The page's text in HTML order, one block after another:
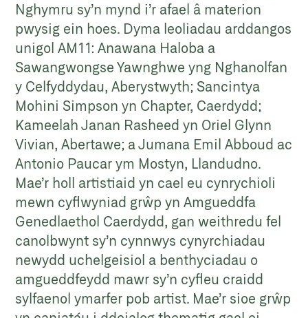
Nghymru sy’n mynd i’r afael â materion
pwysig ein hoes. Dyma leoliadau arddangos
unigol AM11: Anawana Haloba a
Sawangwongse Yawnghwe yng Nghanolfan
y Celfyddydau, Aberystwyth; Sancintya
Mohini Simpson yn Chapter, Caerdydd;
Kameelah Janan Rasheed yn Oriel Glynn
Vivian, Abertawe; a Jumana Emil Abboud ac
Antonio Paucar ym Mostyn, Llandudno.
Mae’r holl artistiaid yn cael eu cynrychioli
mewn cyflwyniad grŵp yn Amgueddfa
Genedlaethol Caerdydd, gan weithredu fel
canolbwynt sy’n cynnwys cynyrchiadau
newydd uchelgeisiol a benthyciadau o
amgueddfeydd mawr sy’n cyfleu craidd
sylfaenol ymarfer pob artist. Mae’r sioe grŵp